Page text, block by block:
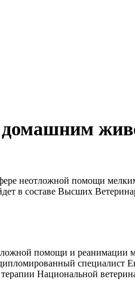
домашним
неотложной помощи
в составе Высших
помощи и
специалист
Национальной